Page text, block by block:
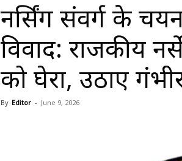
नर्सिंग संवर्ग के
विवाद: राजकीय
को घेरा, उठाए
By Editor - June 9, 2026